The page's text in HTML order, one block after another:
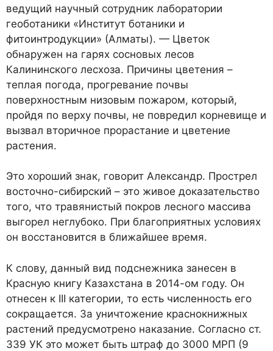
ведущий научный сотрудник лаборатории
геоботаники «Институт ботаники и
фитоинтродукции» (Алматы). — Цветок
обнаружен на гарях сосновых лесов
Калининского лесхоза. Причины цветения –
теплая погода, прогревание почвы
поверхностным низовым пожаром, который,
пройдя по верху почвы, не повредил корневище и
вызвал вторичное прорастание и цветение
растения.
Это хороший знак, говорит Александр. Прострел
восточно-сибирский – это живое доказательство
того, что травянистый покров лесного массива
выгорел неглубоко. При благоприятных условиях
он восстановится в ближайшее время.
К слову, данный вид подснежника занесен в
Красную книгу Казахстана в 2014-ом году. Он
отнесен к III категории, то есть численность его
сокращается. За уничтожение краснокнижных
растений предусмотрено наказание. Согласно ст.
339 УК это может быть штраф до 3000 МРП (9